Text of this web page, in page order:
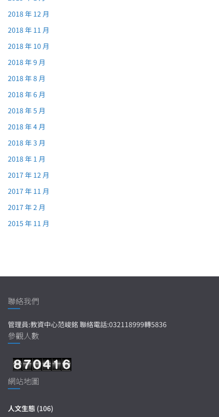
2018 年 12 月
2018 年 11 月
2018 年 10 月
2018 年 9 月
2018 年 8 月
2018 年 6 月
2018 年 5 月
2018 年 4 月
2018 年 3 月
2018 年 1 月
2017 年 12 月
2017 年 11 月
2017 年 2 月
2015 年 11 月
聯絡我們
管理員:教資中心范峻銘 聯絡電話:032118999轉5836
參觀人數
網站地圖
人文生態 (106)